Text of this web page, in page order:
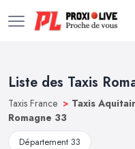
Liste des Taxis
Taxis France > Taxis
Romagne 33
Département 33